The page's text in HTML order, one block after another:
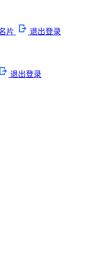
片 退出登录
退出登录